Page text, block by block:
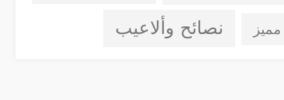
مميز نصائح وألاعيب